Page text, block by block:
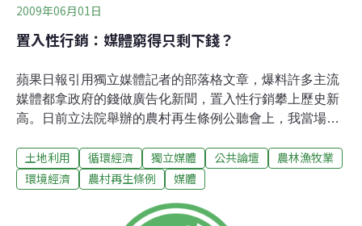
2009年06月01日
置入性行銷：媒體窮得只剩下錢？
蘋果日報引用獨立媒體記者的部落格文章，爆料許多主流
媒體都拿政府的錢做廣告化新聞，置入性行銷攀上歷史新
高。日前立法院舉辦的農村再生條例公聽會上，我當場質
得到答案；隔天報導該公聽會的某媒體依然故我，一面倒
的幫政府擦脂抹粉，甚至請御用學者為政策辯護，我們一
來幫自己洗腦。農再條例據說是為了防止到處散亂的大型
土地利用 循環經濟 獨立媒體 公共論壇
農林漁牧業
環境經濟
農村再生條例 媒體